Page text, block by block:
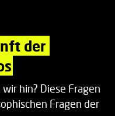
der
hin? Diese Fragen
Fragen der